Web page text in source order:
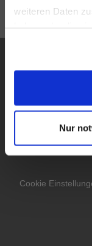
weiteren Daten
Nur
Cookie